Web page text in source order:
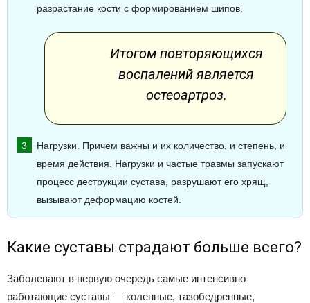
разрастание кости с формированием шипов.
Итогом повторяющихся
воспалений является
остеоартроз.
Нагрузки. Причем важны и их количество, и степень, и
время действия. Нагрузки и частые травмы запускают
процесс деструкции сустава, разрушают его хрящ,
вызывают деформацию костей.
Какие суставы страдают больше всего?
Заболевают в первую очередь самые интенсивно
работающие суставы — коленные, тазобедренные,